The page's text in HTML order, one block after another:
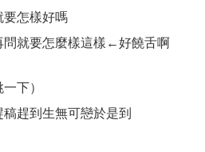
要怎樣好嗎
問就要怎麼樣這樣←好饒舌啊
下）
趕到生無可戀於是到